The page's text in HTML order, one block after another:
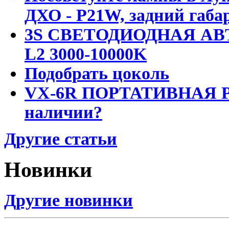
ДХО - P21W, задний
3S СВЕТОДИОДНАЯ
L2 3000-10000K
Подобрать цоколь
VX-6R ПОРТАТИВНАЯ
наличии?
Другие статьи
Новинки
Другие новинки